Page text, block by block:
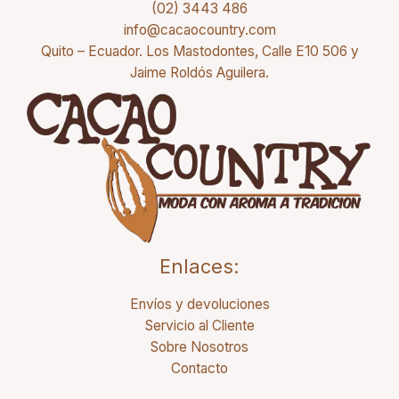
(02) 3443 486
info@cacaocountry.com
Quito – Ecuador. Los Mastodontes, Calle E10 506 y
Jaime Roldós Aguilera.
Enlaces:
Envíos y devoluciones
Servicio al Cliente
Sobre Nosotros
Contacto